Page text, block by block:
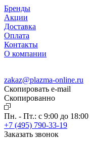
Бренды
Акции
Доставка
Оплата
Контакты
О компании
zakaz@plazma-online.ru
Скопировать e-mail
Cкопированно
Пн. - Пт.: с 9:00 до 18:00
+7 (495) 790-33-19
Заказать звонок